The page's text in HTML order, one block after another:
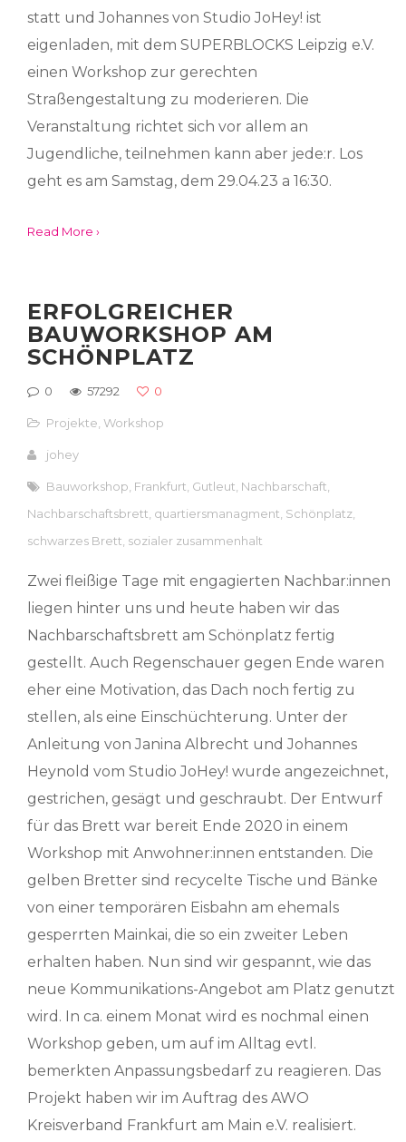
statt und Johannes von Studio JoHey! ist
eigenladen, mit dem SUPERBLOCKS Leipzig e.V.
einen Workshop zur gerechten
Straßengestaltung zu moderieren. Die
Veranstaltung richtet sich vor allem an
Jugendliche, teilnehmen kann aber jede:r. Los
geht es am Samstag, dem 29.04.23 a 16:30.
Read More ›
ERFOLGREICHER
BAUWORKSHOP AM
SCHÖNPLATZ
0 57292 0
Projekte ,Workshop
johey
Bauworkshop Frankfurt Gutleut Nachbarschaft
Nachbarschaftsbrett quartiersmanagment Schönplatz
schwarzes Brett sozialer zusammenhalt
Zwei fleißige Tage mit engagierten Nachbar:innen
liegen hinter uns und heute haben wir das
Nachbarschaftsbrett am Schönplatz fertig
gestellt. Auch Regenschauer gegen Ende waren
eher eine Motivation, das Dach noch fertig zu
stellen, als eine Einschüchterung. Unter der
Anleitung von Janina Albrecht und Johannes
Heynold vom Studio JoHey! wurde angezeichnet,
gestrichen, gesägt und geschraubt. Der Entwurf
für das Brett war bereit Ende 2020 in einem
Workshop mit Anwohner:innen entstanden. Die
gelben Bretter sind recycelte Tische und Bänke
von einer temporären Eisbahn am ehemals
gesperrten Mainkai, die so ein zweiter Leben
erhalten haben. Nun sind wir gespannt, wie das
neue Kommunikations-Angebot am Platz genutzt
wird. In ca. einem Monat wird es nochmal einen
Workshop geben, um auf im Alltag evtl.
bemerkten Anpassungsbedarf zu reagieren. Das
Projekt haben wir im Auftrag des AWO
Kreisverband Frankfurt am Main e.V. realisiert.